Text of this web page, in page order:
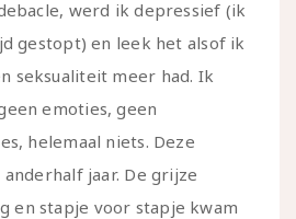
werd ik depressief (ik
gestopt) en leek het alsof ik
seksualiteit meer had. Ik
emoties, geen
helemaal niets. Deze
anderhalf jaar. De grijze
en stapje voor stapje kwam